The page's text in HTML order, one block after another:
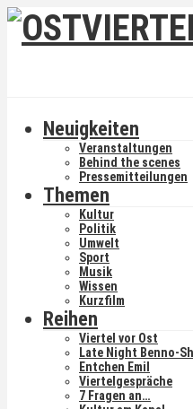
Neuigkeiten
Veranstaltungen
Behind the scenes
Pressemitteilungen
Themen
Kultur
Politik
Umwelt
Sport
Musik
Wissen
Kurzfilm
Reihen
Viertel vor Ost
Late Night Benno-
Entchen Emil
Viertelgespräche
7 Fragen an…